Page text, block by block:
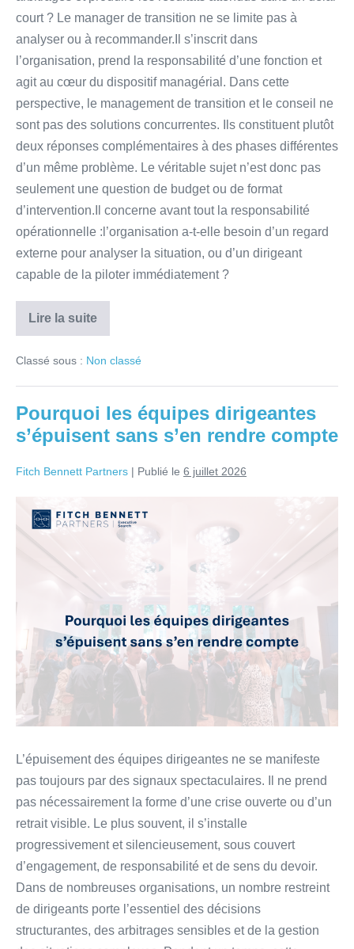
court ? Le manager de transition ne se limite pas à
analyser ou à recommander.Il s’inscrit dans
l’organisation, prend la responsabilité d’une fonction et
agit au cœur du dispositif managérial. Dans cette
perspective, le management de transition et le conseil ne
sont pas des solutions concurrentes. Ils constituent plutôt
deux réponses complémentaires à des phases différentes
d’un même problème. Le véritable sujet n’est donc pas
seulement une question de budget ou de format
d’intervention.Il concerne avant tout la responsabilité
opérationnelle :l’organisation a-t-elle besoin d’un regard
externe pour analyser la situation, ou d’un dirigeant
capable de la piloter immédiatement ?
Lire la suite
Classé sous : Non classé
Pourquoi les équipes dirigeantes
s’épuisent sans s’en rendre compte
Fitch Bennett Partners | Publié le 6 juillet 2026
L’épuisement des équipes dirigeantes ne se manifeste
pas toujours par des signaux spectaculaires. Il ne prend
pas nécessairement la forme d’une crise ouverte ou d’un
retrait visible. Le plus souvent, il s’installe
progressivement et silencieusement, sous couvert
d’engagement, de responsabilité et de sens du devoir.
Dans de nombreuses organisations, un nombre restreint
de dirigeants porte l’essentiel des décisions
structurantes, des arbitrages sensibles et de la gestion